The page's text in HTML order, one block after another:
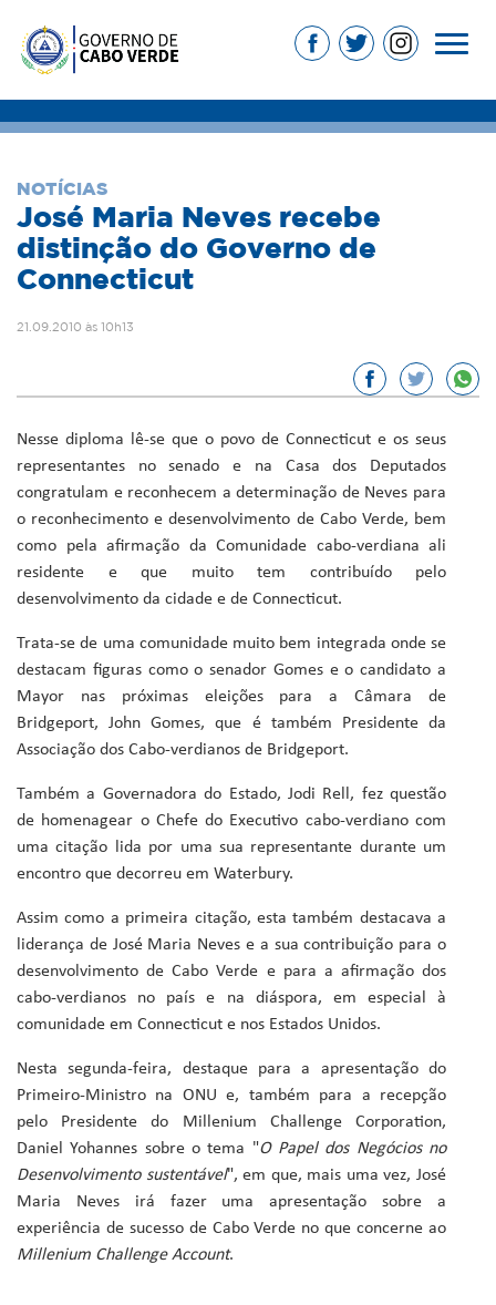
NOTÍCIAS
José Maria Neves recebe
distinção do Governo de
Connecticut
21.09.2010 às 10h13
Nesse diploma lê-se que o povo de Connecticut e os seus
representantes no senado e na Casa dos Deputados
congratulam e reconhecem a determinação de Neves para
o reconhecimento e desenvolvimento de Cabo Verde, bem
como pela afirmação da Comunidade cabo-verdiana ali
residente e que muito tem contribuído pelo
desenvolvimento da cidade e de Connecticut.
Trata-se de uma comunidade muito bem integrada onde se
destacam figuras como o senador Gomes e o candidato a
Mayor nas próximas eleições para a Câmara de
Bridgeport, John Gomes, que é também Presidente da
Associação dos Cabo-verdianos de Bridgeport.
Também a Governadora do Estado, Jodi Rell, fez questão
de homenagear o Chefe do Executivo cabo-verdiano com
uma citação lida por uma sua representante durante um
encontro que decorreu em Waterbury.
Assim como a primeira citação, esta também destacava a
liderança de José Maria Neves e a sua contribuição para o
desenvolvimento de Cabo Verde e para a afirmação dos
cabo-verdianos no país e na diáspora, em especial à
comunidade em Connecticut e nos Estados Unidos.
Nesta segunda-feira, destaque para a apresentação do
Primeiro-Ministro na ONU e, também para a recepção
pelo Presidente do Millenium Challenge Corporation,
Daniel Yohannes sobre o tema "O Papel dos Negócios no
Desenvolvimento sustentável", em que, mais uma vez, José
Maria Neves irá fazer uma apresentação sobre a
experiência de sucesso de Cabo Verde no que concerne ao
Millenium Challenge Account.